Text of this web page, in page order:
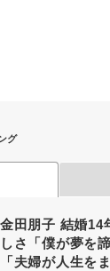
グ
金田朋子 結婚14
しさ「僕が夢を
「夫婦が人生を